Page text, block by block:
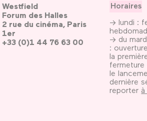
Westfield
Forum des Halles
2 rue du cinéma, Paris
1er
+33 (0)1 44 76 63 00
Horaires
→ lundi :
→ du
:
la
fermeture
le
dernière
reporter